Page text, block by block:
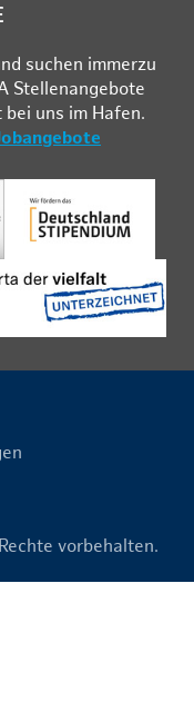
su­chen im­mer­zu
Stel­len­an­ge­bo­te
uns im Ha­fen.
vorbehalten.